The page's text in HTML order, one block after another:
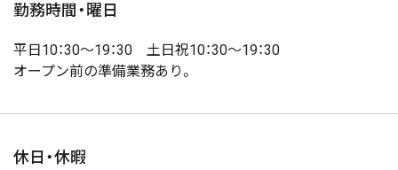
勤務時間・曜日
平日10：30～19：30 土日祝10：30～19：30
オープン前の準備業務あり。
休日・休暇